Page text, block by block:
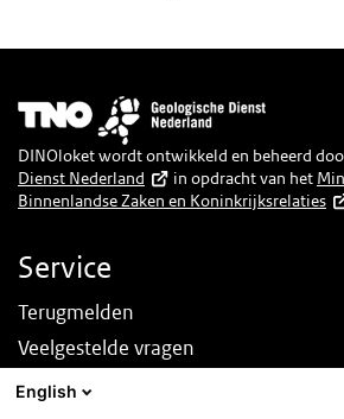
Afbeelding
DINOloket wordt ontwikkeld en beheerd
Dienst Nederland
in opdracht van het
Binnenlandse Zaken en Koninkrijksrelaties
Service
Terugmelden
Veelgestelde vragen
Nieuws
English